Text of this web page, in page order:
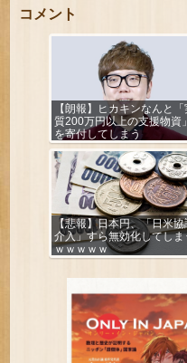
コメント
【朗報】ヒカキンなんと「
質200万円以上の支援物資」
を寄付してしまう
【悲報】日本円、「日米協
介入」すら無効化してしま
ｗｗｗｗｗ